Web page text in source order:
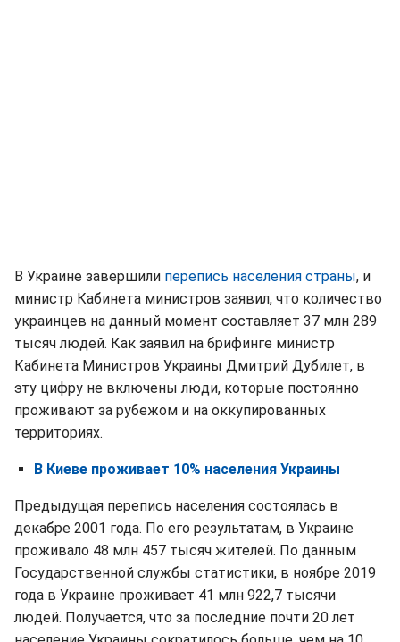
В Украине завершили перепись населения страны, и
министр Кабинета министров заявил, что количество
украинцев на данный момент составляет 37 млн 289
тысяч людей. Как заявил на брифинге министр
Кабинета Министров Украины Дмитрий Дубилет, в
эту цифру не включены люди, которые постоянно
проживают за рубежом и на оккупированных
территориях.
В Киеве проживает 10% населения Украины
Предыдущая перепись населения состоялась в
декабре 2001 года. По его результатам, в Украине
проживало 48 млн 457 тысяч жителей. По данным
Государственной службы статистики, в ноябре 2019
года в Украине проживает 41 млн 922,7 тысячи
людей. Получается, что за последние почти 20 лет